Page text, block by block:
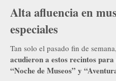
Alta afluencia en
especiales
Tan solo el pasado fin de semana,
acudieron a estos recintos
“Noche de Museos” y